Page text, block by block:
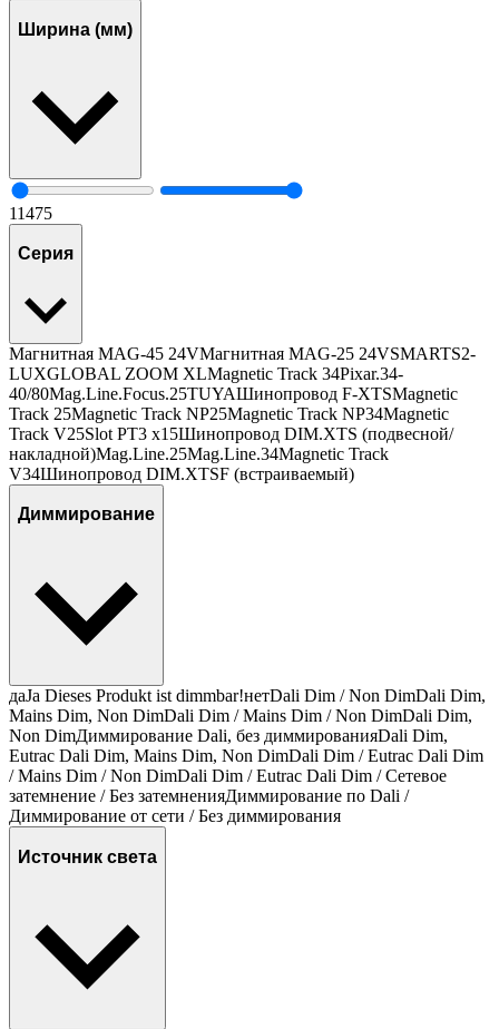
Ширина (мм)
11475
Серия
Магнитная MAG-45 24VМагнитная MAG-25 24VSMARTS2-
LUXGLOBAL ZOOM XLMagnetic Track 34Pixar.34-
40/80Mag.Line.Focus.25TUYAШинопровод F-XTSMagnetic
Track 25Magnetic Track NP25Magnetic Track NP34Magnetic
Track V25Slot PT3 x15Шинопровод DIM.XTS (подвесной/
накладной)Mag.Line.25Mag.Line.34Magnetic Track
V34Шинопровод DIM.XTSF (встраиваемый)
Диммирование
даJa Dieses Produkt ist dimmbar!нетDali Dim / Non DimDali Dim,
Mains Dim, Non DimDali Dim / Mains Dim / Non DimDali Dim,
Non DimДиммирование Dali, без диммированияDali Dim,
Eutrac Dali Dim, Mains Dim, Non DimDali Dim / Eutrac Dali Dim
/ Mains Dim / Non DimDali Dim / Eutrac Dali Dim / Сетевое
затемнение / Без затемненияДиммирование по Dali /
Диммирование от сети / Без диммирования
Источник света